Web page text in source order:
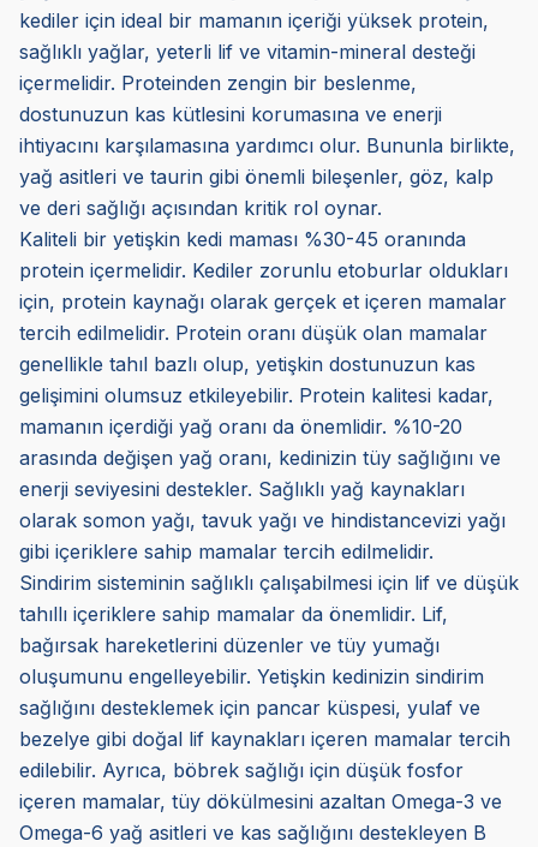
kediler için ideal bir mamanın içeriği yüksek protein,
sağlıklı yağlar, yeterli lif ve vitamin-mineral desteği
içermelidir. Proteinden zengin bir beslenme,
dostunuzun kas kütlesini korumasına ve enerji
ihtiyacını karşılamasına yardımcı olur. Bununla birlikte,
yağ asitleri ve taurin gibi önemli bileşenler, göz, kalp
ve deri sağlığı açısından kritik rol oynar.
Kaliteli bir yetişkin kedi maması %30-45 oranında
protein içermelidir. Kediler zorunlu etoburlar oldukları
için, protein kaynağı olarak gerçek et içeren mamalar
tercih edilmelidir. Protein oranı düşük olan mamalar
genellikle tahıl bazlı olup, yetişkin dostunuzun kas
gelişimini olumsuz etkileyebilir. Protein kalitesi kadar,
mamanın içerdiği yağ oranı da önemlidir. %10-20
arasında değişen yağ oranı, kedinizin tüy sağlığını ve
enerji seviyesini destekler. Sağlıklı yağ kaynakları
olarak somon yağı, tavuk yağı ve hindistancevizi yağı
gibi içeriklere sahip mamalar tercih edilmelidir.
Sindirim sisteminin sağlıklı çalışabilmesi için lif ve düşük
tahıllı içeriklere sahip mamalar da önemlidir. Lif,
bağırsak hareketlerini düzenler ve tüy yumağı
oluşumunu engelleyebilir. Yetişkin kedinizin sindirim
sağlığını desteklemek için pancar küspesi, yulaf ve
bezelye gibi doğal lif kaynakları içeren mamalar tercih
edilebilir. Ayrıca, böbrek sağlığı için düşük fosfor
içeren mamalar, tüy dökülmesini azaltan Omega-3 ve
Omega-6 yağ asitleri ve kas sağlığını destekleyen B